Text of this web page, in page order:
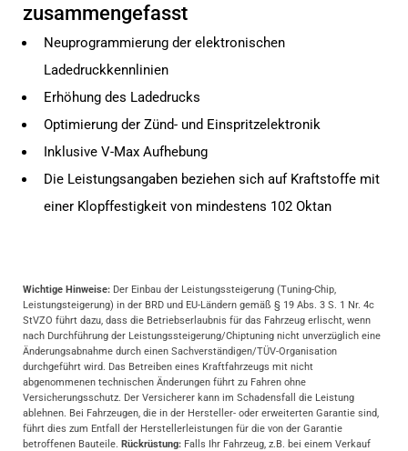
zusammengefasst
Neuprogrammierung der elektronischen
Ladedruckkennlinien
Erhöhung des Ladedrucks
Optimierung der Zünd- und Einspritzelektronik
Inklusive V-Max Aufhebung
Die Leistungsangaben beziehen sich auf Kraftstoffe mit
einer Klopffestigkeit von mindestens 102 Oktan
Wichtige Hinweise: Der Einbau der Leistungssteigerung (Tuning-Chip,
Leistungsteigerung) in der BRD und EU-Ländern gemäß § 19 Abs. 3 S. 1 Nr. 4c
StVZO führt dazu, dass die Betriebserlaubnis für das Fahrzeug erlischt, wenn
nach Durchführung der Leistungssteigerung/Chiptuning nicht unverzüglich eine
Änderungsabnahme durch einen Sachverständigen/TÜV-Organisation
durchgeführt wird. Das Betreiben eines Kraftfahrzeugs mit nicht
abgenommenen technischen Änderungen führt zu Fahren ohne
Versicherungsschutz. Der Versicherer kann im Schadensfall die Leistung
ablehnen. Bei Fahrzeugen, die in der Hersteller- oder erweiterten Garantie sind,
führt dies zum Entfall der Herstellerleistungen für die von der Garantie
betroffenen Bauteile. Rückrüstung: Falls Ihr Fahrzeug, z.B. bei einem Verkauf